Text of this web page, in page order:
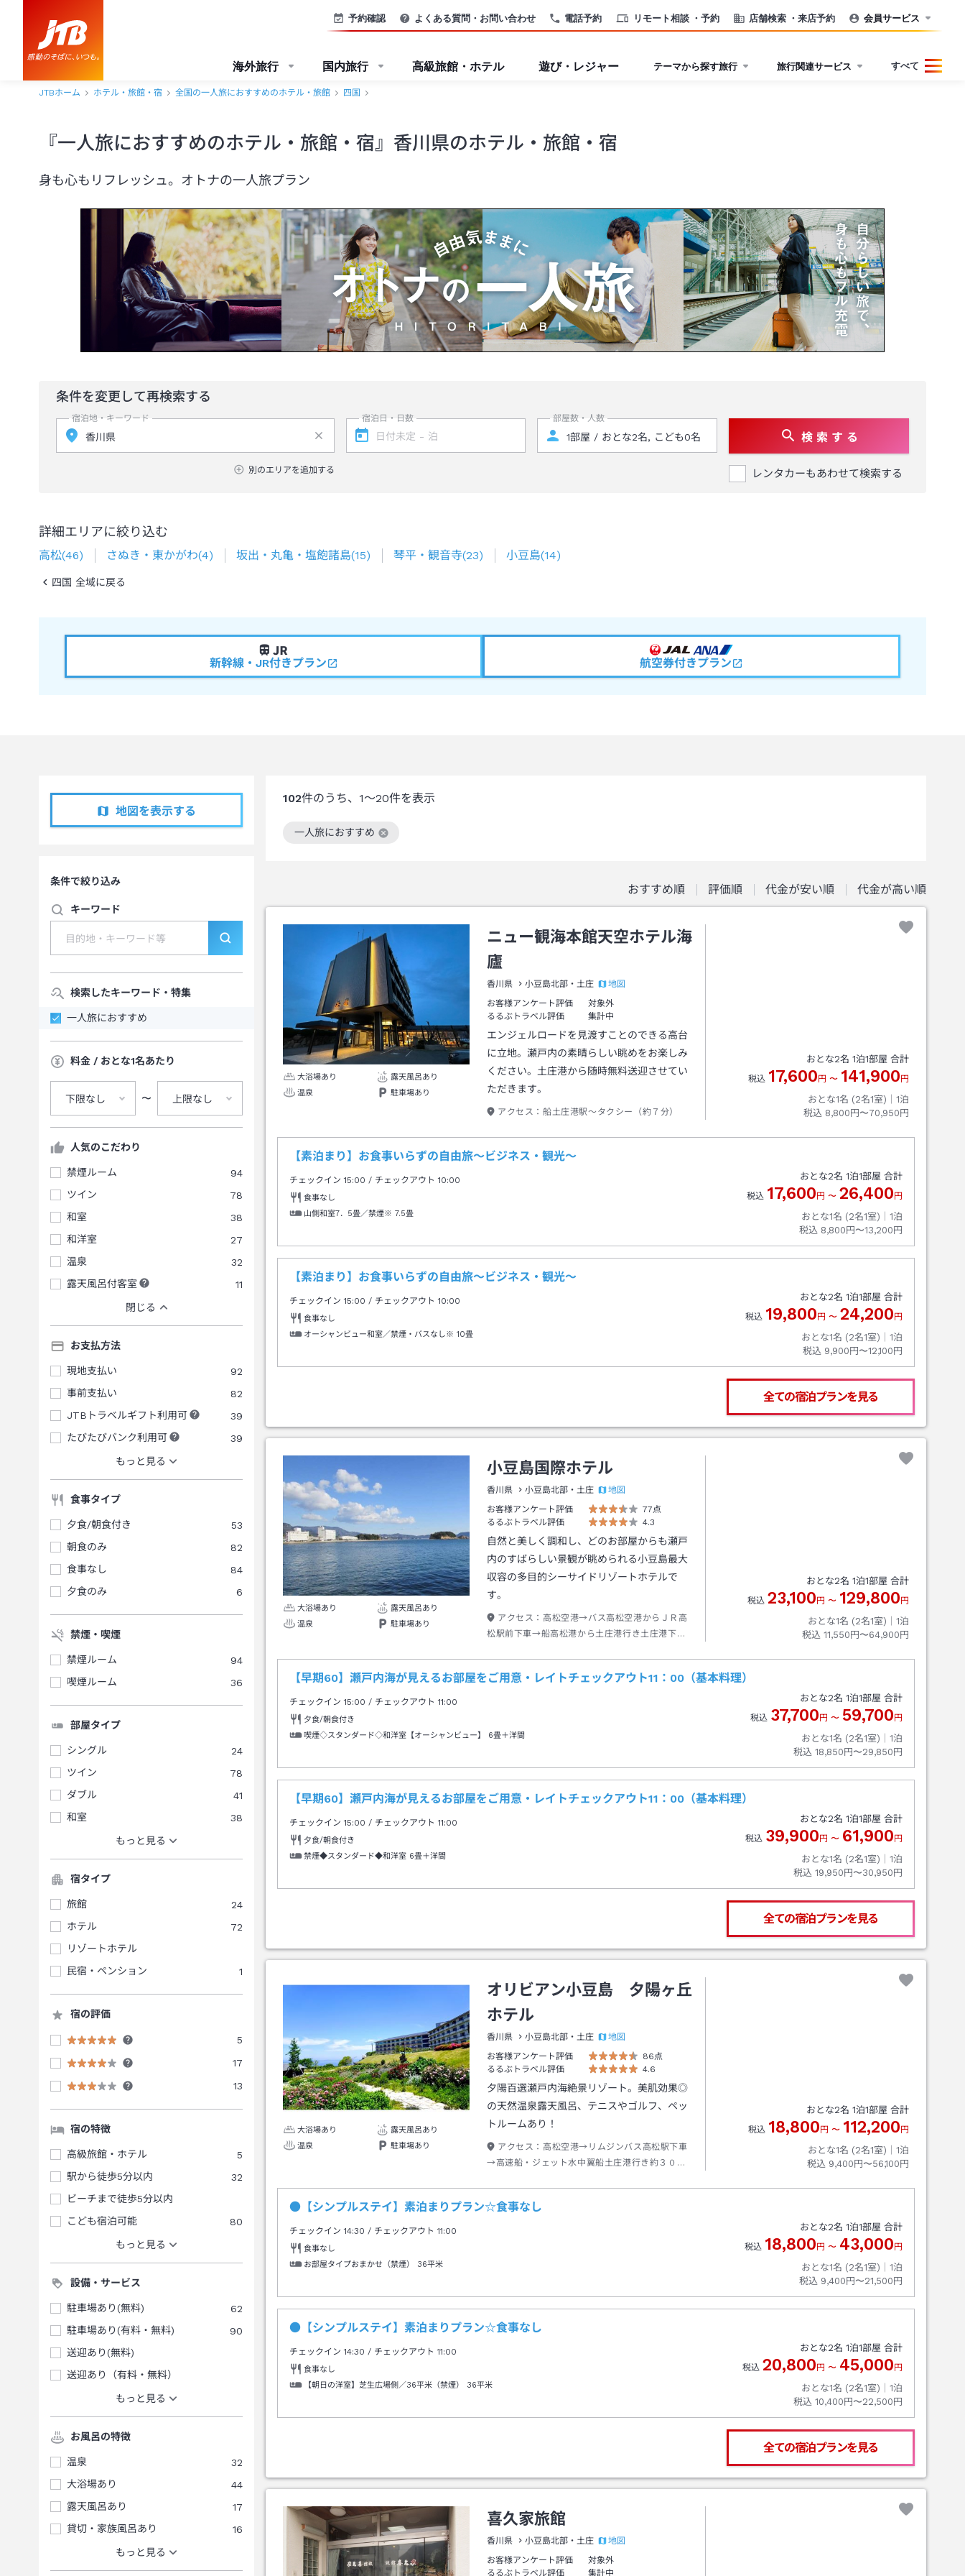
電話予約 リモート相談 ・予約 店舗検索 ・来店予約
予約確認 よくある質問・お問い合わせ 会員サービス
海外旅行 国内旅行 高級旅館・ホテル 遊び・レジャー テーマから探す旅行 旅行関連サービス すべて
JTBホーム ホテル・旅館・宿 全国の一人旅におすすめのホテル・旅館 四国
『一人旅におすすめのホテル・旅館・宿』香川県のホテル・旅館・宿
身も心もリフレッシュ。オトナの一人旅プラン
条件を変更して再検索する
宿泊地・キーワード
別のエリアを追加する
宿泊日・日数 部屋数・人数
検 索 す る
レンタカーもあわせて検索する
詳細エリアに絞り込む
高松(46) さぬき・東かがわ(4) 坂出・丸亀・塩飽諸島(15) 琴平・観音寺(23) 小豆島(14)
四国 全域に戻る
新幹線・JR付きプラン 航空券付きプラン
地図を表示する
条件で絞り込み
キーワード
検索したキーワード・特集
一人旅におすすめ
料金 / おとな1名あたり
下限なし 〜 上限なし
人気のこだわり
禁煙ルーム
94
ツイン
78
和室
38
和洋室
27
温泉
32
露天風呂付客室
11
閉じる
お支払方法
現地支払い
92
事前支払い
82
JTBトラベルギフト利用可
39
たびたびバンク利用可
39
もっと見る
食事タイプ
夕食/朝食付き
53
朝食のみ
82
食事なし
84
夕食のみ
6
禁煙・喫煙
禁煙ルーム
94
喫煙ルーム
36
部屋タイプ
シングル
24
ツイン
78
ダブル
41
和室
38
もっと見る
宿タイプ
旅館
24
ホテル
72
リゾートホテル
民宿・ペンション
1
宿の評価
5
17
13
宿の特徴
高級旅館・ホテル
5
駅から徒歩5分以内
32
ビーチまで徒歩5分以内
こども宿泊可能
80
もっと見る
設備・サービス
駐車場あり(無料)
62
駐車場あり(有料・無料)
90
送迎あり(無料)
送迎あり（有料・無料）
もっと見る
お風呂の特徴
温泉
32
大浴場あり
44
露天風呂あり
17
貸切・家族風呂あり
16
もっと見る
102件のうち、 1～20件を表示
一人旅におすすめ
この絞り込み条件を解除
おすすめ順 評価順 代金が安い順 代金が高い順
大浴場あり
露天風呂あり
温泉
駐車場あり
ニュー観海本館天空ホテル海
廬
香川県 小豆島北部・土庄
地図
お客様アンケート評価
対象外
るるぶトラベル評価
集計中
エンジェルロードを見渡すことのできる高台
に立地。瀬戸内の素晴らしい眺めをお楽しみ
ください。土庄港から随時無料送迎させてい
ただきます。
アクセス： 船土庄港駅～タクシー（約７分）
おとな2名 1泊1部屋 合計
税込 17,600 円 〜 141,900 円
おとな1名 (2名1室)｜ 1泊
税込 8,800円〜70,950円
【素泊まり】お食事いらずの自由旅～ビジネス・観光～
チェックイン15:00 / チェックアウト 10:00
食事なし
山側和室7．5畳／禁煙※ 7.5畳
おとな2名 1泊1部屋 合計
税込 17,600 円 〜 26,400 円
おとな1名 (2名1室)｜ 1泊
税込 8,800円〜13,200円
【素泊まり】お食事いらずの自由旅～ビジネス・観光～
チェックイン15:00 / チェックアウト 10:00
食事なし
オーシャンビュー和室／禁煙・バスなし※ 10畳
おとな2名 1泊1部屋 合計
税込 19,800 円 〜 24,200 円
おとな1名 (2名1室)｜ 1泊
税込 9,900円〜12,100円
全ての宿泊プランを見る
大浴場あり
露天風呂あり
温泉
駐車場あり
小豆島国際ホテル
香川県 小豆島北部・土庄
地図
お客様アンケート評価
77点
るるぶトラベル評価
4.3
自然と美しく調和し、どのお部屋からも瀬戸
内のすばらしい景観が眺められる小豆島最大
収容の多目的シーサイドリゾートホテルで
す。
アクセス： 高松空港→バス高松空港からＪＲ高
松駅前下車→船高松港から土庄港行き土庄港下船
おとな2名 1泊1部屋 合計
税込 23,100 円 〜 129,800 円
おとな1名 (2名1室)｜ 1泊
税込 11,550円〜64,900円
【早期60】瀬戸内海が見えるお部屋をご用意・レイトチェックアウト11：00（基本料理）
チェックイン15:00 / チェックアウト 11:00
夕食/朝食付き
喫煙◇スタンダード◇和洋室【オーシャンビュー】
6畳＋洋間
おとな2名 1泊1部屋 合計
税込 37,700 円 〜 59,700 円
おとな1名 (2名1室)｜ 1泊
税込 18,850円〜29,850円
【早期60】瀬戸内海が見えるお部屋をご用意・レイトチェックアウト11：00（基本料理）
チェックイン15:00 / チェックアウト 11:00
夕食/朝食付き
禁煙◆スタンダード◆和洋室 6畳＋洋間
おとな2名 1泊1部屋 合計
税込 39,900 円 〜 61,900 円
おとな1名 (2名1室)｜ 1泊
税込 19,950円〜30,950円
全ての宿泊プランを見る
大浴場あり
露天風呂あり
温泉
駐車場あり
オリビアン小豆島 夕陽ヶ丘
ホテル
香川県 小豆島北部・土庄
地図
お客様アンケート評価
86点
るるぶトラベル評価
4.6
夕陽百選瀬戸内海絶景リゾート。美肌効果◎
の天然温泉露天風呂、テニスやゴルフ、ペッ
トルームあり！
アクセス： 高松空港→リムジンバス高松駅下車
→高速船・ジェット水中翼船土庄港行き約３０分
おとな2名 1泊1部屋 合計
税込 18,800 円 〜 112,200 円
おとな1名 (2名1室)｜ 1泊
税込 9,400円〜56,100円
●【シンプルステイ】素泊まりプラン☆食事なし
チェックイン14:30 / チェックアウト 11:00
食事なし
お部屋タイプおまかせ（禁煙）
36平米
おとな2名 1泊1部屋 合計
税込 18,800 円 〜 43,000 円
おとな1名 (2名1室)｜ 1泊
税込 9,400円〜21,500円
●【シンプルステイ】素泊まりプラン☆食事なし
チェックイン14:30 / チェックアウト 11:00
食事なし
【朝日の洋室】芝生広場側／36平米（禁煙）
36平米
おとな2名 1泊1部屋 合計
税込 20,800 円 〜 45,000 円
おとな1名 (2名1室)｜ 1泊
税込 10,400円〜22,500円
全ての宿泊プランを見る
喜久家旅館
香川県 小豆島北部・土庄
地図
お客様アンケート評価
対象外
るるぶトラベル評価
集計中